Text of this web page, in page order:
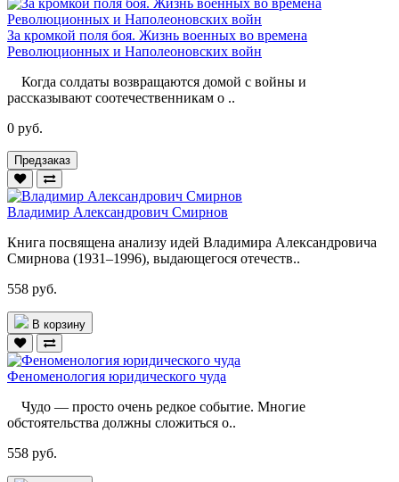
За кромкой поля боя. Жизнь военных во времена
Революционных и Наполеоновских войн
Когда солдаты возвращаются домой с войны и
рассказывают соотечественникам о ..
0 руб.
Предзаказ
Владимир Александрович Смирнов
Книга посвящена анализу идей Владимира Александровича
Смирнова (1931–1996), выдающегося отечеств..
558 руб.
В корзину
Феноменология юридического чуда
Чудо — просто очень редкое событие. Многие
обстоятельства должны сложиться о..
558 руб.